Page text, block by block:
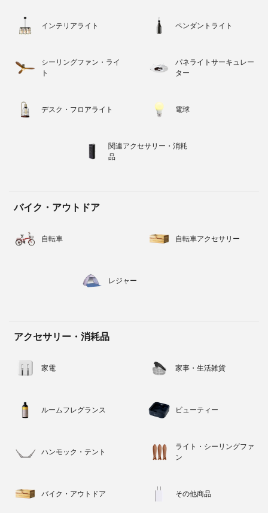
インテリアライト ペンダントライト
シーリングファン・ライ
ト
パネライトサーキュレー
ター
デスク・フロアライト 電球
関連アクセサリー・消耗
品
バイク・アウトドア
自転車 自転車アクセサリー
レジャー
アクセサリー・消耗品
家電 家事・生活雑貨
ルームフレグランス ビューティー
ハンモック・テント
ライト・シーリングファ
ン
バイク・アウトドア その他商品